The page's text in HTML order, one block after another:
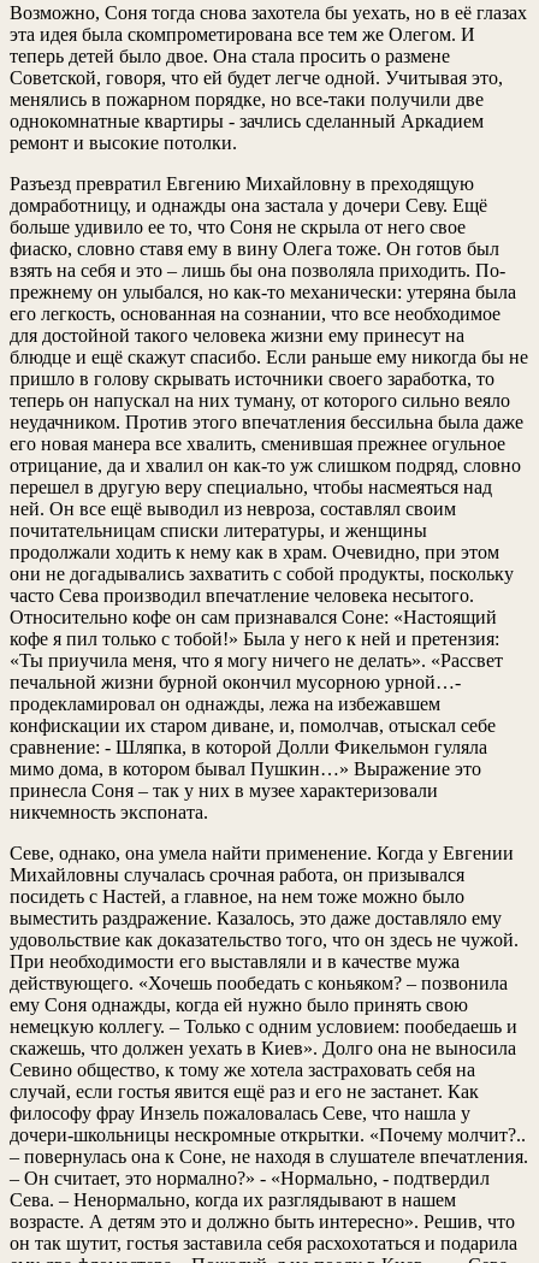
Возможно, Соня тогда снова захотела бы уехать, но в её глазах
эта идея была скомпрометирована все тем же Олегом. И
теперь детей было двое. Она стала просить о размене
Советской, говоря, что ей будет легче одной. Учитывая это,
менялись в пожарном порядке, но все-таки получили две
однокомнатные квартиры - зачлись сделанный Аркадием
ремонт и высокие потолки.
Разъезд превратил Евгению Михайловну в преходящую
домработницу, и однажды она застала у дочери Севу. Ещё
больше удивило ее то, что Соня не скрыла от него свое
фиаско, словно ставя ему в вину Олега тоже. Он готов был
взять на себя и это – лишь бы она позволяла приходить. По-
прежнему он улыбался, но как-то механически: утеряна была
его легкость, основанная на сознании, что все необходимое
для достойной такого человека жизни ему принесут на
блюдце и ещё скажут спасибо. Если раньше ему никогда бы не
пришло в голову скрывать источники своего заработка, то
теперь он напускал на них туману, от которого сильно веяло
неудачником. Против этого впечатления бессильна была даже
его новая манера все хвалить, сменившая прежнее огульное
отрицание, да и хвалил он как-то уж слишком подряд, словно
перешел в другую веру специально, чтобы насмеяться над
ней. Он все ещё выводил из невроза, составлял своим
почитательницам списки литературы, и женщины
продолжали ходить к нему как в храм. Очевидно, при этом
они не догадывались захватить с собой продукты, поскольку
часто Сева производил впечатление человека несытого.
Относительно кофе он сам признавался Соне: «Настоящий
кофе я пил только с тобой!» Была у него к ней и претензия:
«Ты приучила меня, что я могу ничего не делать». «Рассвет
печальной жизни бурной окончил мусорною урной…-
продекламировал он однажды, лежа на избежавшем
конфискации их старом диване, и, помолчав, отыскал себе
сравнение: - Шляпка, в которой Долли Фикельмон гуляла
мимо дома, в котором бывал Пушкин…» Выражение это
принесла Соня – так у них в музее характеризовали
никчемность экспоната.
Севе, однако, она умела найти применение. Когда у Евгении
Михайловны случалась срочная работа, он призывался
посидеть с Настей, а главное, на нем тоже можно было
выместить раздражение. Казалось, это даже доставляло ему
удовольствие как доказательство того, что он здесь не чужой.
При необходимости его выставляли и в качестве мужа
действующего. «Хочешь пообедать с коньяком? – позвонила
ему Соня однажды, когда ей нужно было принять свою
немецкую коллегу. – Только с одним условием: пообедаешь и
скажешь, что должен уехать в Киев». Долго она не выносила
Севино общество, к тому же хотела застраховать себя на
случай, если гостья явится ещё раз и его не застанет. Как
философу фрау Инзель пожаловалась Севе, что нашла у
дочери-школьницы нескромные открытки. «Почему молчит?..
– повернулась она к Соне, не находя в слушателе впечатления.
– Он считает, это нормално?» - «Нормально, - подтвердил
Сева. – Ненормально, когда их разглядывают в нашем
возрасте. А детям это и должно быть интересно». Решив, что
он так шутит, гостья заставила себя расхохотаться и подарила